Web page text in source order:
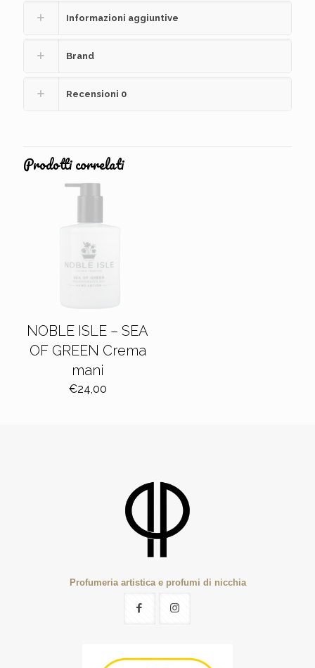
Informazioni aggiuntive
Brand
Recensioni 0
Prodotti correlati
NOBLE ISLE – SEA
OF GREEN Crema
mani
€24,00
Profumeria artistica e profumi di nicchia